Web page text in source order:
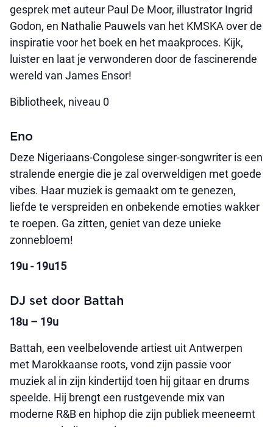
gesprek met auteur Paul De Moor, illustrator Ingrid
Godon, en Nathalie Pauwels van het KMSKA over de
inspiratie voor het boek en het maakproces. Kijk,
luister en laat je verwonderen door de fascinerende
wereld van James Ensor!
Bibliotheek, niveau 0
Eno
Deze Nigeriaans-Congolese singer-songwriter is een
stralende energie die je zal overweldigen met goede
vibes. Haar muziek is gemaakt om te genezen,
liefde te verspreiden en onbekende emoties wakker
te roepen. Ga zitten, geniet van deze unieke
zonnebloem!
19u - 19u15
DJ set door Battah
18u – 19u
Battah, een veelbelovende artiest uit Antwerpen
met Marokkaanse roots, vond zijn passie voor
muziek al in zijn kindertijd toen hij gitaar en drums
speelde. Hij brengt een rustgevende mix van
moderne R&B en hiphop die zijn publiek meeneemt